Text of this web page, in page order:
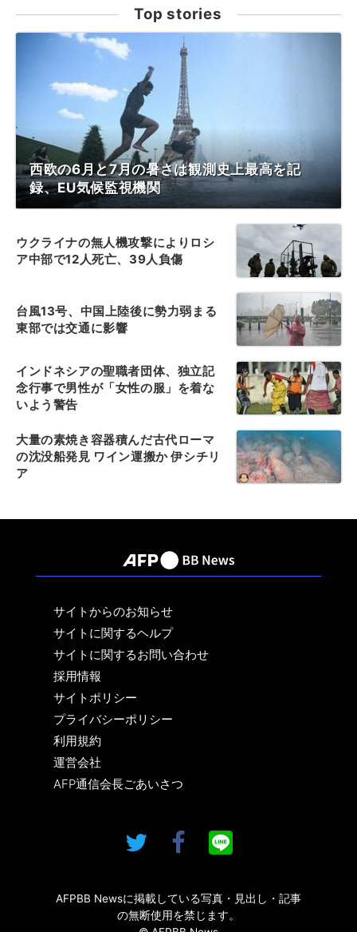
Top stories
西欧の6月と7月の暑さは観測史上最高を記
録、EU気候監視機関
ウクライナの無人機攻撃によりロシ
ア中部で12人死亡、39人負傷
台風13号、中国上陸後に勢力弱まる
東部では交通に影響
インドネシアの聖職者団体、独立記
念行事で男性が「女性の服」を着な
いよう警告
大量の素焼き容器積んだ古代ローマ
の沈没船発見 ワイン運搬か 伊シチリ
ア
サイトからのお知らせ
サイトに関するヘルプ
サイトに関するお問い合わせ
採用情報
サイトポリシー
プライバシーポリシー
利用規約
運営会社
AFP通信会長ごあいさつ
AFPBB Newsに掲載している写真・見出し・記事
の無断使用を禁じます。